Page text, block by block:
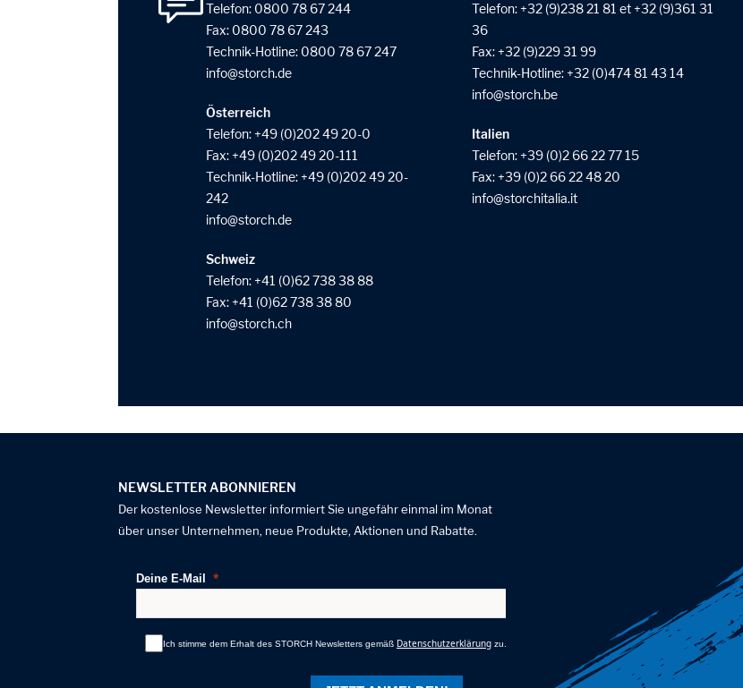
Telefon: 0800 78 67 244
Fax: 0800 78 67 243
Technik-Hotline: 0800 78 67 247
info
storchde
Österreich
Telefon: +49 (0)202 49 20-0
Fax: +49 (0)202 49 20-111
Technik-Hotline: +49 (0)202 49 20-
242
info
storchde
Schweiz
Telefon: +41 (0)62 738 38 88
Fax: +41 (0)62 738 38 80
info
storchch
Telefon: +32 (9)238 21 81 et +32 (9)361 31
36
Fax: +32 (9)229 31 99
Technik-Hotline: +32 (0)474 81 43 14
info
storch be
Italien
Telefon: +39 (0)2 66 22 77 15
Fax: +39 (0)2 66 22 48 20
info
storchitalia it
NEWSLETTER ABONNIEREN
Der kostenlose Newsletter informiert Sie ungefähr einmal im Monat
über unser Unternehmen, neue Produkte, Aktionen und Rabatte.
Deine E-Mail
Ich stimme dem Erhalt des STORCH Newsletters gemäß Datenschutzerklärung zu.